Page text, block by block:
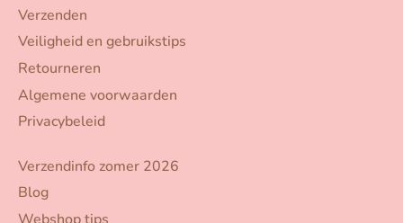
Verzenden
Veiligheid en gebruikstips
Retourneren
Algemene voorwaarden
Privacybeleid
Verzendinfo zomer 2026
Blog